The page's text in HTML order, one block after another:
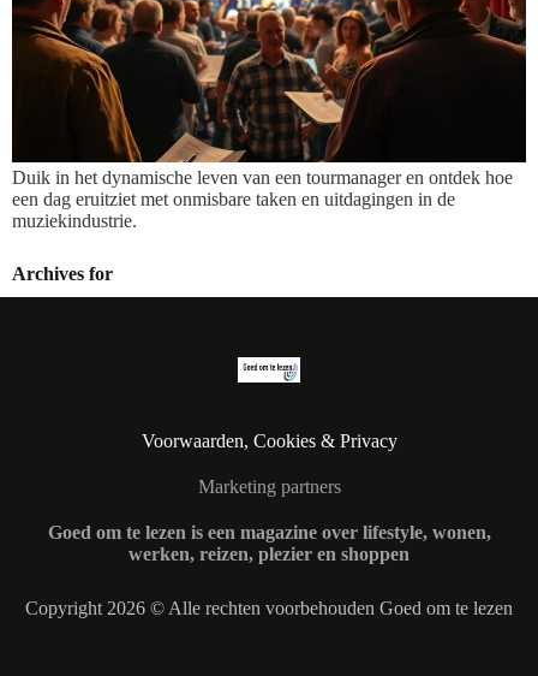
Duik in het dynamische leven van een tourmanager en ontdek hoe
een dag eruitziet met onmisbare taken en uitdagingen in de
muziekindustrie.
Archives for
Voorwaarden, Cookies & Privacy
Marketing partners
Goed om te lezen is een magazine over lifestyle, wonen,
werken, reizen, plezier en shoppen
Copyright 2026 © Alle rechten voorbehouden Goed om te lezen